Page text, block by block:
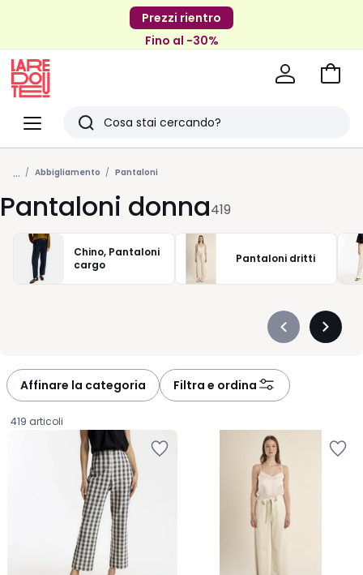
Prezzi rientro
Fino al -30%
Menu
Redoute
Ricerca
Ultimi
articoli
visti
Vai
... Abbigliamento Pantaloni
Pantaloni donna419
Chino, Pantaloni
cargo
Pantaloni dritti
Précédent
à
gauche
Affinare la categoria Filtra e ordina
419 articoli